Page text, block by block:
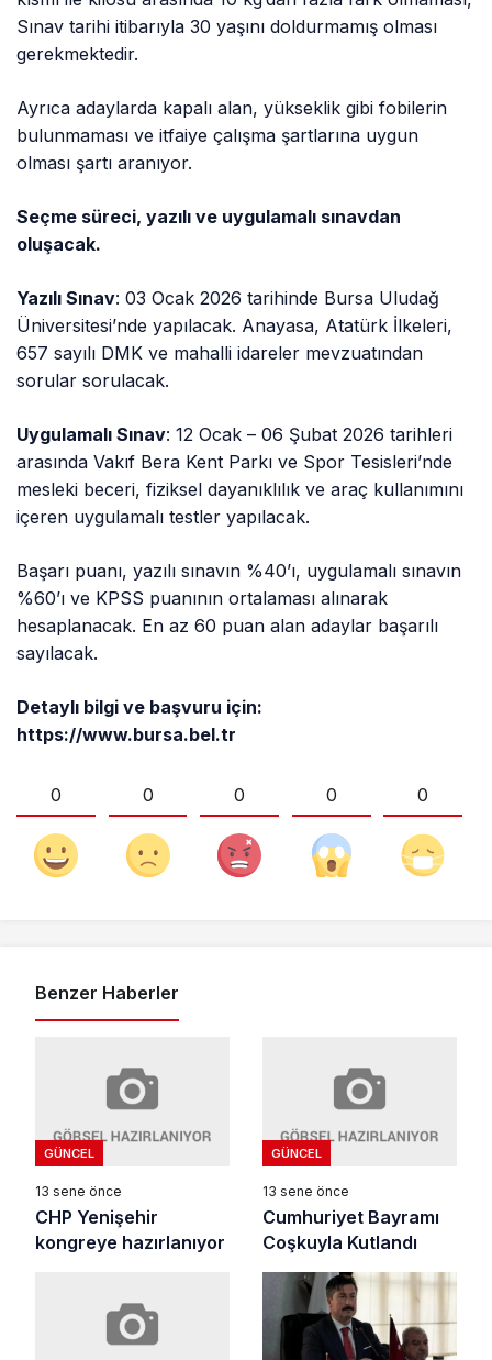
Sınav tarihi itibarıyla 30 yaşını doldurmamış olması
gerekmektedir.
Ayrıca adaylarda kapalı alan, yükseklik gibi fobilerin
bulunmaması ve itfaiye çalışma şartlarına uygun
olması şartı aranıyor.
Seçme süreci, yazılı ve uygulamalı sınavdan
oluşacak.
Yazılı Sınav: 03 Ocak 2026 tarihinde Bursa Uludağ
Üniversitesi’nde yapılacak. Anayasa, Atatürk İlkeleri,
657 sayılı DMK ve mahalli idareler mevzuatından
sorular sorulacak.
Uygulamalı Sınav: 12 Ocak – 06 Şubat 2026 tarihleri
arasında Vakıf Bera Kent Parkı ve Spor Tesisleri’nde
mesleki beceri, fiziksel dayanıklılık ve araç kullanımını
içeren uygulamalı testler yapılacak.
Başarı puanı, yazılı sınavın %40’ı, uygulamalı sınavın
%60’ı ve KPSS puanının ortalaması alınarak
hesaplanacak. En az 60 puan alan adaylar başarılı
sayılacak.
Detaylı bilgi ve başvuru için:
https://www.bursa.bel.tr
0 0 0 0 0
Benzer Haberler
GÜNCEL
13 sene önce
CHP Yenişehir
kongreye hazırlanıyor
GÜNCEL
13 sene önce
Cumhuriyet Bayramı
Coşkuyla Kutlandı